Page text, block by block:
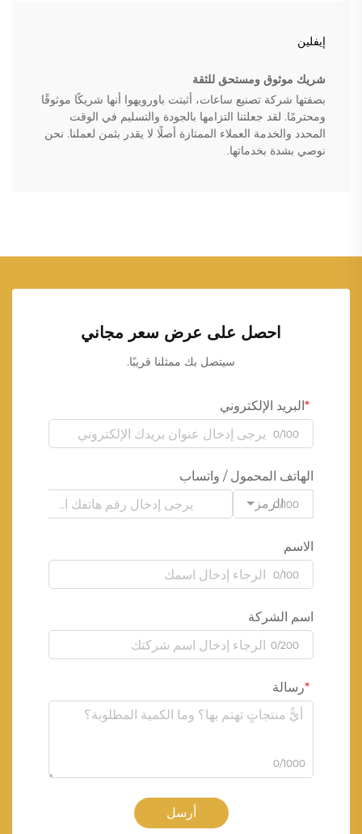
إيفلين
شريك موثوق ومستحق للثقة
بصفتها شركة تصنيع ساعات، أثبتت باورويهوا أنها شريكًا موثوقًا
ومحترمًا. لقد جعلتنا التزامها بالجودة والتسليم في الوقت
المحدد والخدمة العملاء الممتازة أصلًا لا يقدر بثمن لعملنا. نحن
نوصي بشدة بخدماتها.
احصل على عرض سعر مجاني
سيتصل بك ممثلنا قريبًا.
البريد الإلكتروني
0/100
الهاتف المحمول / واتساب
الرمز0/100
الاسم
0/100
اسم الشركة
0/200
رسالة
0/1000
أرسل